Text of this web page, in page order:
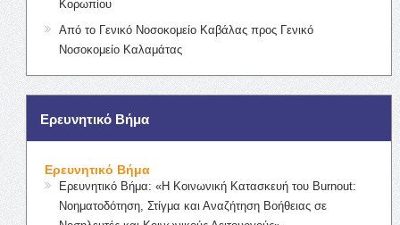
Κορωπίου
Από το Γενικό Νοσοκομείο Καβάλας προς Γενικό
Νοσοκομείο Καλαμάτας
Ερευνητικό Βήμα
Ερευνητικό Βήμα
Ερευνητικό Βήμα: «Η Κοινωνική Κατασκευή του Burnout:
Νοηματοδότηση, Στίγμα και Αναζήτηση Βοήθειας σε